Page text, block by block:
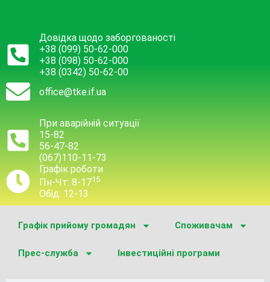
Довідка щодо заборгованості
+38 (099) 50-62-000
+38 (098) 50-62-000
+38 (0342) 50-62-00
office@tke.if.ua
При аварійній ситуації
15-82
56-47-82
(067)110-11-73
Графік роботи
Пн-Чт: 8-1715
Обід: 12-13
Графік прийому громадян Споживачам
Прес-служба Інвестиційні програми